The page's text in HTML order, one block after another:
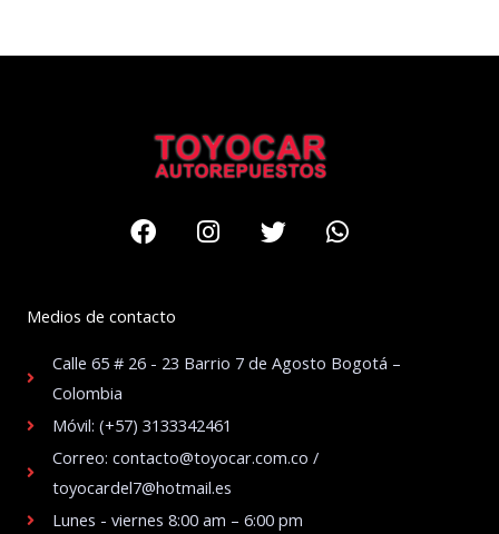
FacebookInstagram
TwitterWhatsapp
Medios de contacto
Calle 65 # 26 - 23 Barrio 7 de Agosto Bogotá –
Colombia
Móvil: (+57) 3133342461
Correo: contacto@toyocar.com.co /
toyocardel7@hotmail.es
Lunes - viernes 8:00 am – 6:00 pm